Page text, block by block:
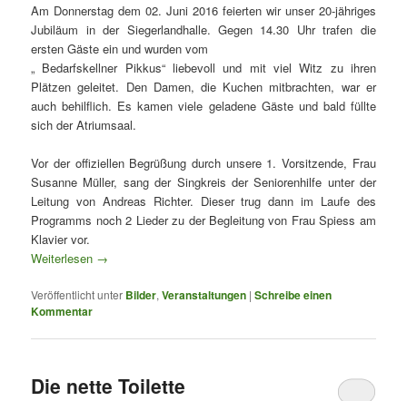
Am Donnerstag dem 02. Juni 2016 feierten wir unser 20-jähriges
Jubiläum in der Siegerlandhalle. Gegen 14.30 Uhr trafen die
ersten Gäste ein und wurden vom
„ Bedarfskellner Pikkus“ liebevoll und mit viel Witz zu ihren
Plätzen geleitet. Den Damen, die Kuchen mitbrachten, war er
auch behilflich. Es kamen viele geladene Gäste und bald füllte
sich der Atriumsaal.
Vor der offiziellen Begrüßung durch unsere 1. Vorsitzende, Frau
Susanne Müller, sang der Singkreis der Seniorenhilfe unter der
Leitung von Andreas Richter. Dieser trug dann im Laufe des
Programms noch 2 Lieder zu der Begleitung von Frau Spiess am
Klavier vor.
Weiterlesen →
Veröffentlicht unter Bilder,Veranstaltungen |Schreibe einen
Kommentar
Die nette Toilette